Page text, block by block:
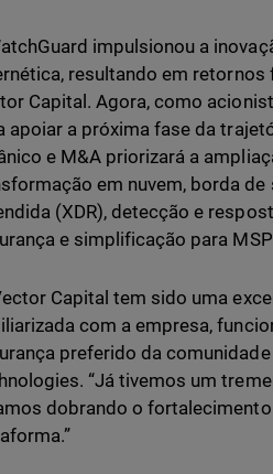
impulsionou a
resultando em
Capital. Agora, como
apoiar a próxima fase da
e M&A priorizará a
em nuvem, borda
(XDR), detecção e
e simplificação para
Capital tem sido uma
com a empresa,
preferido da comunidade
“Já tivemos um
dobrando o